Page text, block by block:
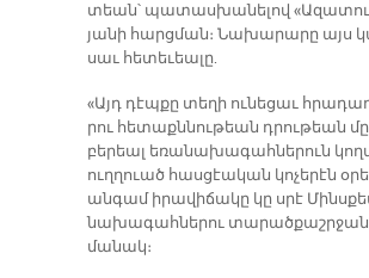
տեան՝ պա­տաս­խա­նե­լով
յա­նի հարց­ման։ Նա­խա­րա­րը այս
սաւ հե­տե­ւեա­լը.
«Այդ դէպ­քը տե­ղի ու­նե­ցաւ
րու հե­տաքն­նու­թեան դրու­թեան
բե­րեալ ե­ռա­նա­խա­գահ­նե­րուն
ուղ­ղուած հաս­ցէա­կան կո­չե­րէն
ան­գամ ի­րա­վի­ճա­կը կը սրէ
նա­խա­գահ­նե­րու
մա­նակ։